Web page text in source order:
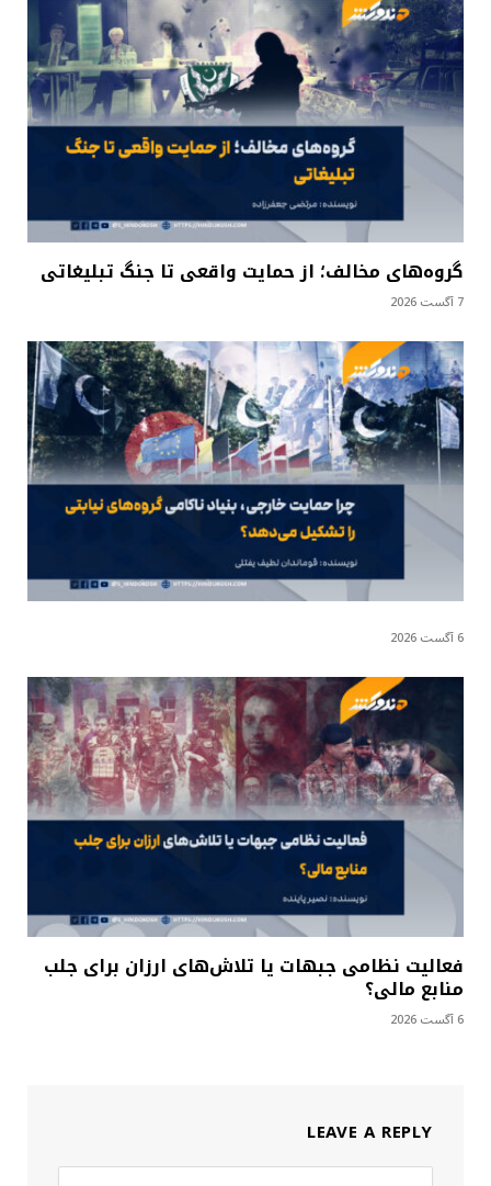
گروه‌های مخالف؛ از حمایت واقعی تا جنگ تبلیغاتی
7 آگست 2026
6 آگست 2026
فعالیت نظامی جبهات یا تلاش‌های ارزان برای جلب
منابع مالی؟
6 آگست 2026
LEAVE A REPLY